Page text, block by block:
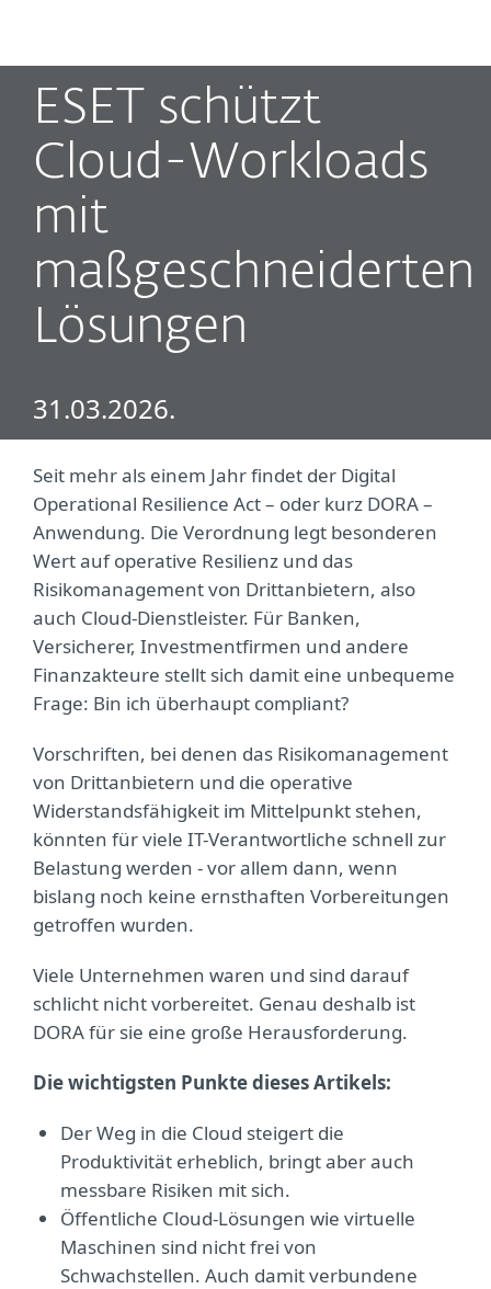
ESET schützt
Cloud-Workloads
mit
maßgeschneiderten
Lösungen
31.03.2026.
Seit mehr als einem Jahr findet der Digital
Operational Resilience Act – oder kurz DORA –
Anwendung. Die Verordnung legt besonderen
Wert auf operative Resilienz und das
Risikomanagement von Drittanbietern, also
auch Cloud-Dienstleister. Für Banken,
Versicherer, Investmentfirmen und andere
Finanzakteure stellt sich damit eine unbequeme
Frage: Bin ich überhaupt compliant?
Vorschriften, bei denen das Risikomanagement
von Drittanbietern und die operative
Widerstandsfähigkeit im Mittelpunkt stehen,
könnten für viele IT-Verantwortliche schnell zur
Belastung werden - vor allem dann, wenn
bislang noch keine ernsthaften Vorbereitungen
getroffen wurden.
Viele Unternehmen waren und sind darauf
schlicht nicht vorbereitet. Genau deshalb ist
DORA für sie eine große Herausforderung.
Die wichtigsten Punkte dieses Artikels:
Der Weg in die Cloud steigert die
Produktivität erheblich, bringt aber auch
messbare Risiken mit sich.
Öffentliche Cloud-Lösungen wie virtuelle
Maschinen sind nicht frei von
Schwachstellen. Auch damit verbundene